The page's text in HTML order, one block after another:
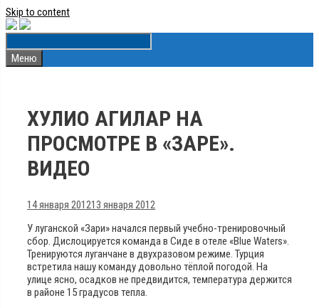
Skip to content
Меню
ХУЛИО АГИЛАР НА
ПРОСМОТРЕ В «ЗАРЕ».
ВИДЕО
14 января 201213 января 2012
У луганской «Зари» начался первый учебно-тренировочный
сбор. Дислоцируется команда в Сиде в отеле «Blue Waters».
Тренируются луганчане в двухразовом режиме. Турция
встретила нашу команду довольно тёплой погодой. На
улице ясно, осадков не предвидится, температура держится
в районе 15 градусов тепла.